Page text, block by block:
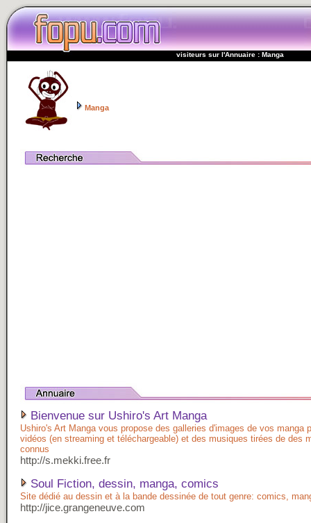
visiteurs sur l'Annuaire : Manga
Manga
Bienvenue sur Ushiro's Art Manga
Ushiro's Art Manga vous propose des galleries d'images de vos manga
vidéos (en streaming et téléchargeable) et des musiques tirées de des
connus
http://s.mekki.free.fr
Soul Fiction, dessin, manga, comics
Site dédié au dessin et à la bande dessinée de tout genre: comics,
http://jice.grangeneuve.com